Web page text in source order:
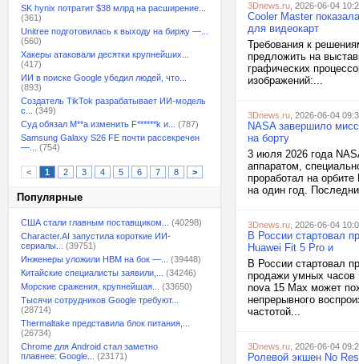
SK hynix потратит $38 млрд на расширение...
(361)
Unitree подготовилась к выходу на биржу —...
(560)
Хакеры атаковали десятки крупнейших...
(417)
ИИ в поиске Google убедил людей, что...
(893)
Создатель TikTok разрабатывает ИИ-модель
с...
(349)
Суд обязал M**a изменить F******k и...
(787)
Samsung Galaxy S26 FE почти рассекречен
—...
(754)
< 1 2 3 4 5 6 7 8 >
Популярные
США стали главным поставщиком...
(40298)
Character.AI запустила короткие ИИ-
сериалы...
(39751)
Инженеры уложили HBM на бок —...
(39448)
Китайские специалисты заявили,...
(34246)
Морские сражения, крупнейшая...
(33650)
Тысячи сотрудников Google требуют...
(28714)
Thermaltake представила блок питания,...
(26734)
Chrome для Android стал заметно
плавнее: Google...
(23171)
3Dnews.ru , 2026-06-04
Cooler Master
для видеокарт
Требования к
предложить на
графических
изображений:...
3Dnews.ru , 2026-06-04
NASA завершило
на борту
3 июля 2026 года
аппаратом,
проработал на
на один год.
3Dnews.ru , 2026-06-04
В России стартовал
Huawei Fit 5 Pro и
В России стартовал
продажи умных часов
nova 15 Max может
непрерывного
частотой...
3Dnews.ru , 2026-06-04
Ролевой экшен No